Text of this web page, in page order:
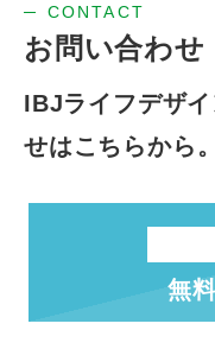
CONTACT
お問い合わせ
IBJライフデザ
せはこちらから。
無